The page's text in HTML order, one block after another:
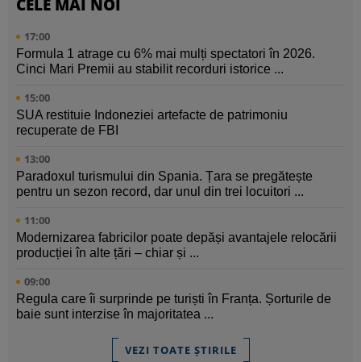
17:00
Formula 1 atrage cu 6% mai mulți spectatori în 2026.
Cinci Mari Premii au stabilit recorduri istorice ...
15:00
SUA restituie Indoneziei artefacte de patrimoniu
recuperate de FBI
13:00
Paradoxul turismului din Spania. Țara se pregătește
pentru un sezon record, dar unul din trei locuitori ...
11:00
Modernizarea fabricilor poate depăși avantajele relocării
producției în alte țări – chiar și ...
09:00
Regula care îi surprinde pe turiști în Franța. Șorturile de
baie sunt interzise în majoritatea ...
VEZI TOATE ȘTIRILE